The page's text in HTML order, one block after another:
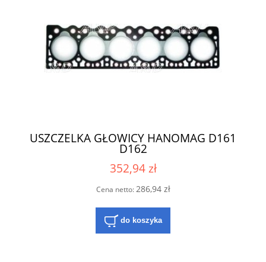
USZCZELKA GŁOWICY HANOMAG D161
D162
352,94 zł
Cena netto:286,94 zł
do koszyka